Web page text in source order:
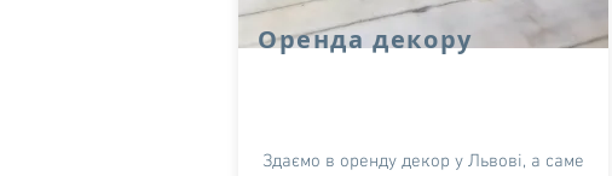
Оренда декору
Здаємо в оренду декор у Львові, а саме